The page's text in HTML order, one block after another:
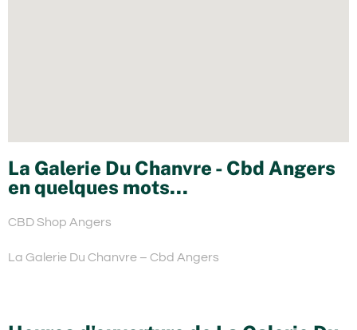
La Galerie Du Chanvre - Cbd Angers
en quelques mots...
CBD Shop Angers
La Galerie Du Chanvre – Cbd Angers